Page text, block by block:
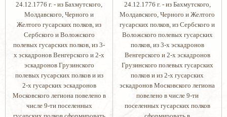
24.12.1776 г. - из Бахмутского,
Молдавского, Черного и
Желтого гусарских полков, из
Сербского и Воложского
полевых гусарских полков, из 3-
х эскадронов Венгерского и 2-х
эскадронов Грузинского
полевых гусарских полков и из
2-х гусарских эскадронов
Московского легиона повелено в
числе 9-ти поселенных
24.12.1776 г. - из Бахмутского,
Молдавского, Черного и Желтого
гусарских полков, из Сербского и
Воложского полевых гусарских
полков, из 3-х эскадронов
Венгерского и 2-х эскадронов
Грузинского полевых гусарских
полков и из 2-х гусарских
эскадронов Московского легиона
повелено в числе 9-ти
поселенных гусарских полков